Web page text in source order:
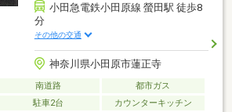
小田急電鉄小田原線 螢田駅 徒歩8
分
その他の交通
神奈川県小田原市蓮正寺
南道路
都市ガス
駐車2台 カウンターキッチン